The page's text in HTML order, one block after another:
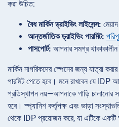
করা উচিত:
বৈধ মার্কিন ড্রাইভিং লাইসেন্স:
আন্তর্জাতিক ড্রাইভিং পারমিট:
পাসপোর্ট: আপনার সমগ্র
মার্কিন নাগরিকদের স্পেনের জন্য যাত্রা
পারমিট পেতে হবে। মনে রাখবেন যে IDP
প্রতিস্থাপন নয়—আপনাকে গাড়ি
হবে। স্প্যানিশ কর্তৃপক্ষ এবং ভাড়া
থেকে IDP প্রয়োজন করে, যা এটিকে একটি